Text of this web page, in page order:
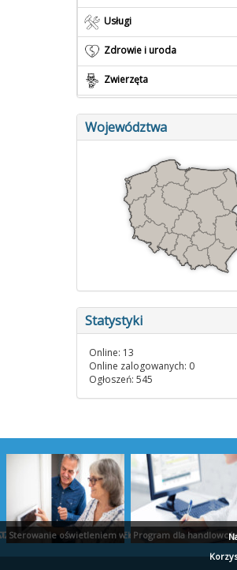
Usługi
Zdrowie i uroda
Zwierzęta
Województwa
Statystyki
Online: 13
Online zalogowanych: 0
Ogłoszeń: 545
PROJEKTAUDYT RAPORTY EKOEXPERT BIAŁYSTOK
Sterowanie oświetleniem w domu - ropam.com.pl
Program dla